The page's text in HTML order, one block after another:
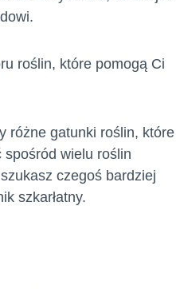
roślin, które pomogą Ci
różne gatunki roślin, które
wielu roślin
czegoś bardziej
szkarłatny.